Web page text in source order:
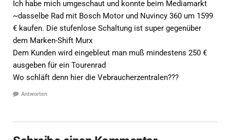
Ich habe mich umgeschaut und konnte beim Mediamarkt
~dasselbe Rad mit Bosch Motor und Nuvincy 360 um 1599
€ kaufen. Die stufenlose Schaltung ist super gegenüber
dem Marken-Shift Murx
Dem Kunden wird eingebleut man muß mindestens 250 €
ausgeben für ein Tourenrad
Wo schläft denn hier die Vebraucherzentralen???
Antworten